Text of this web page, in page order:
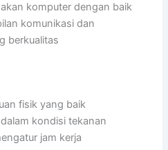
komputer dengan baik
komunikasi dan
berkualitas
fisik yang baik
kondisi tekanan
jam kerja